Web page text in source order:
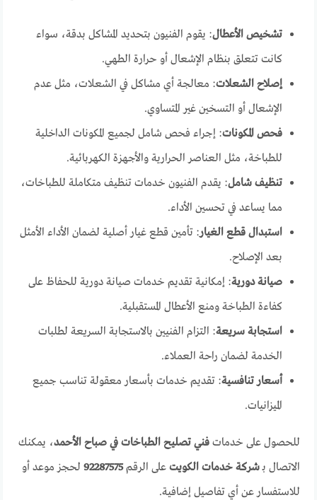
تشخيص الأعطال: يقوم الفنيون بتحديد المشاكل بدقة، سواء
كانت تتعلق بنظام الإشعال أو حرارة الطهي.
إصلاح الشعلات: معالجة أي مشاكل في الشعلات، مثل عدم
الإشعال أو التسخين غير المتساوي.
فحص المكونات: إجراء فحص شامل لجميع المكونات الداخلية
للطباخة، مثل العناصر الحرارية والأجهزة الكهربائية.
تنظيف شامل: يقدم الفنيون خدمات تنظيف متكاملة للطباخات،
مما يساعد في تحسين الأداء.
استبدال قطع الغيار: تأمين قطع غيار أصلية لضمان الأداء الأمثل
بعد الإصلاح.
صيانة دورية: إمكانية تقديم خدمات صيانة دورية للحفاظ على
كفاءة الطباخة ومنع الأعطال المستقبلية.
استجابة سريعة: التزام الفنيين بالاستجابة السريعة لطلبات
الخدمة لضمان راحة العملاء.
أسعار تنافسية: تقديم خدمات بأسعار معقولة تناسب جميع
الميزانيات.
للحصول على خدماتفني تصليح الطباخات في صباح الأحمد، يمكنك
الاتصال بـشركة خدمات الكويت على الرقم92287575 لحجز موعد أو
للاستفسار عن أي تفاصيل إضافية.